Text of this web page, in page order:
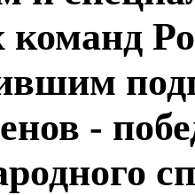
команд
-